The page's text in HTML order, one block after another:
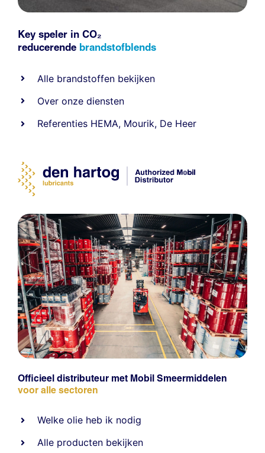
Key speler in CO₂
reducerende brandstofblends
Alle brandstoffen bekijken
Over onze diensten
Referenties HEMA, Mourik, De Heer
Officieel distributeur met Mobil Smeermiddelen
voor alle sectoren
Welke olie heb ik nodig
Alle producten bekijken